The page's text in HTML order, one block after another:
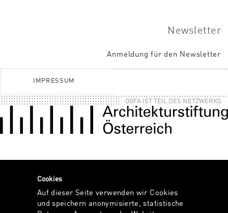
Newsletter
Anmeldung für den Newsletter
IMPRESSUM
OGFA IST TEIL DES NETZWERKS
Cookies
Auf dieser Seite verwenden wir Cookies
und speichern anonymisierte, statistische